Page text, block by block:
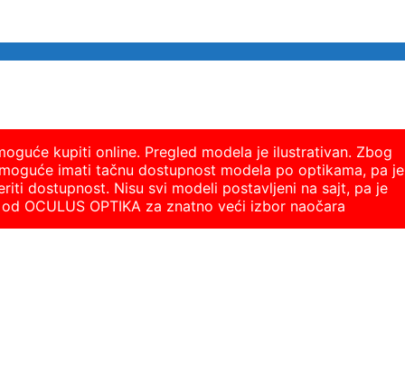
kupiti online. Pregled modela je ilustrativan. Zbog
imati tačnu dostupnost modela po optikama, pa je
dostupnost. Nisu svi modeli postavljeni na sajt, pa je
OCULUS OPTIKA za znatno veći izbor naočara